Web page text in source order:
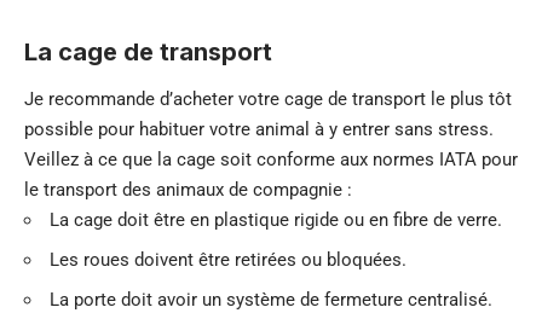
La cage de transport
Je recommande d’acheter votre cage de transport le plus tôt
possible pour habituer votre animal à y entrer sans stress.
Veillez à ce que la cage soit conforme aux normes IATA pour
le transport des animaux de compagnie :
La cage doit être en plastique rigide ou en fibre de verre.
Les roues doivent être retirées ou bloquées.
La porte doit avoir un système de fermeture centralisé.